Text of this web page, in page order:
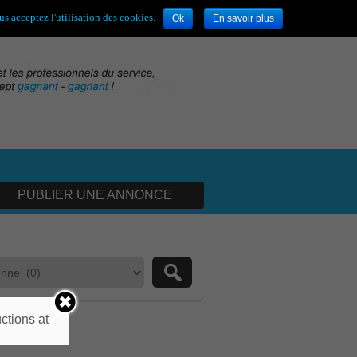
visiteur ![S'enregistrer|Connexion
PUBLIER UNE ANNONCE
acceptez l'utilisation des cookies. Ok En savoir plus
at